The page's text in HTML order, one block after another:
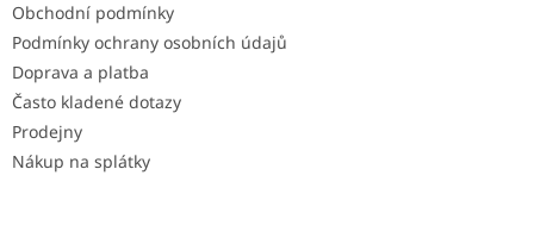
Obchodní podmínky
Podmínky ochrany osobních údajů
Doprava a platba
Často kladené dotazy
Prodejny
Nákup na splátky